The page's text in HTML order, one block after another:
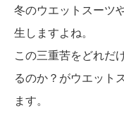
冬のウエットスーツ
生しますよね。
この三重苦をどれだ
るのか？がウエット
ます。